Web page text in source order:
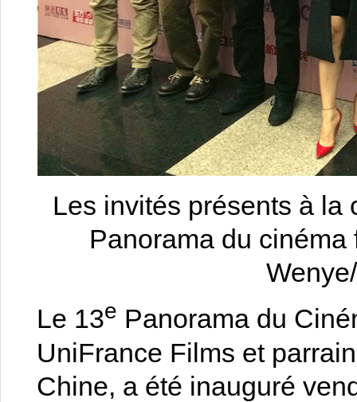
Les invités présents à la
Panorama du
Le 13e Panorama du
UniFrance Films et
Chine, a été inauguré